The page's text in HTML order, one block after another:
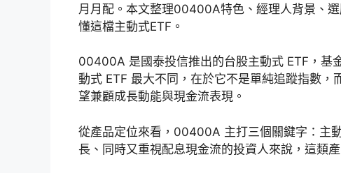
月月配。本文整理00400A特色、經理人背景、
懂這檔主動式ETF。
00400A 是國泰投信推出的台股主動式 ETF，基
動式 ETF 最大不同，在於它不是單純追蹤指數
望兼顧成長動能與現金流表現。
從產品定位來看，00400A 主打三個關鍵字：主
長、同時又重視配息現金流的投資人來說，這類